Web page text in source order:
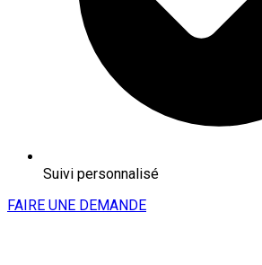
Suivi personnalisé
FAIRE UNE DEMANDE